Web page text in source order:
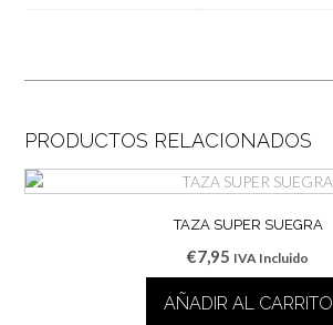
PRODUCTOS RELACIONADOS
TAZA SUPER SUEGRA
€7,95 IVA Incluido
AÑADIR AL CARRITO